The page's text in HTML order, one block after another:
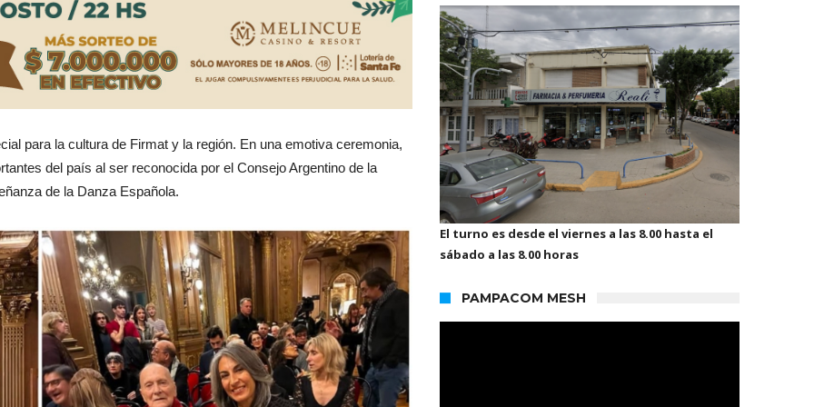
para la cultura de Firmat y la región. En una emotiva ceremonia,
del país al ser reconocida por el Consejo Argentino de la
de la Danza Española.
El turno es desde el viernes a las 8.00 hasta el
sábado a las 8.00 horas
PAMPACOM MESH